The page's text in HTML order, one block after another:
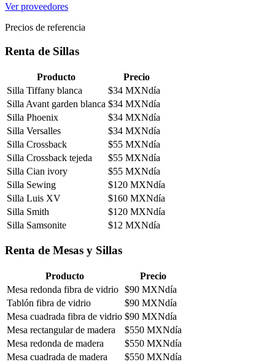
Ver proveedores
Precios de referencia
Renta de Sillas
Producto
Precio
Silla Tiffany blanca
$34 MXNdía
Silla Avant garden blanca $34 MXNdía
Silla Phoenix
$34 MXNdía
Silla Versalles
$34 MXNdía
Silla Crossback
$55 MXNdía
Silla Crossback tejeda
$55 MXNdía
Silla Cian ivory
$55 MXNdía
Silla Sewing
$120 MXNdía
Silla Luis XV
$160 MXNdía
Silla Smith
$120 MXNdía
Silla Samsonite
$12 MXNdía
Renta de Mesas y Sillas
Producto
Precio
Mesa redonda fibra de vidrio $90 MXNdía
Tablón fibra de vidrio
$90 MXNdía
Mesa cuadrada fibra de vidrio $90 MXNdía
Mesa rectangular de madera
$550 MXNdía
Mesa redonda de madera
$550 MXNdía
Mesa cuadrada de madera
$550 MXNdía